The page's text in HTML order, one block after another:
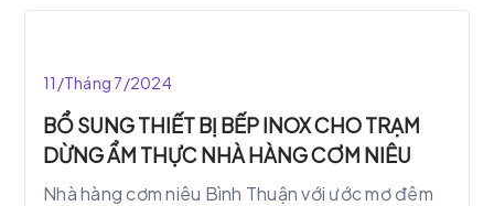
11/Tháng 7/2024
BỔ SUNG THIẾT BỊ BẾP INOX CHO TRẠM
DỪNG ẨM THỰC NHÀ HÀNG CƠM NIÊU
Nhà hàng cơm niêu Bình Thuận với ước mơ đêm